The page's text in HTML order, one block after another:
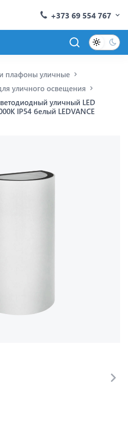
+373 69 554 767
плафоны уличные
уличного освещения
уличный LED
IP54 белый LEDVANCE